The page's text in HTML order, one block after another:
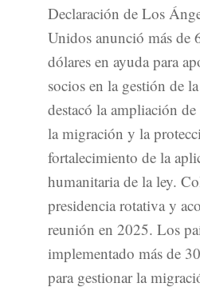
Declaración de Los
Unidos anunció más de
dólares en ayuda para
socios en la gestión de
destacó la ampliación
la migración y la
fortalecimiento de la
humanitaria de la ley.
presidencia rotativa y
reunión en 2025. Los
implementado más de
para gestionar la